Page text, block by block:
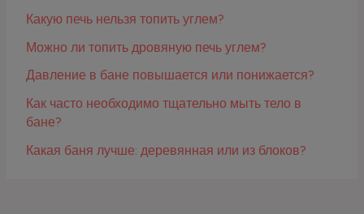
Какую печь нельзя топить углем?
Можно ли топить дровяную печь углем?
Давление в бане повышается или понижается?
Как часто необходимо тщательно мыть тело в
бане?
Какая баня лучше: деревянная или из блоков?